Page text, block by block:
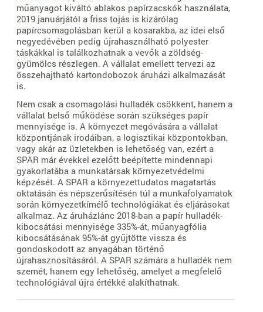
műanyagot kiváltó ablakos papírzacskók használata,
2019 januárjától a friss tojás is kizárólag
papírcsomagolásban kerül a kosarakba, az idei első
negyedévében pedig újrahasználható polyester
táskákkal is találkozhatnak a vevők a zöldség-
gyümölcs részlegen. A vállalat emellett tervezi az
összehajtható kartondobozok áruházi alkalmazását
is.
Nem csak a csomagolási hulladék csökkent, hanem a
vállalat belső működése során szükséges papír
mennyisége is. A környezet megóvására a vállalat
központjának irodáiban, a logisztikai központokban,
vagy akár az üzletekben is lehetőség van, ezért a
SPAR már évekkel ezelőtt beépítette mindennapi
gyakorlatába a munkatársak környezetvédelmi
képzését. A SPAR a környezettudatos magatartás
oktatásán és népszerűsítésén túl a munkafolyamatok
során környezetkímélő technológiákat és eljárásokat
alkalmaz. Az áruházlánc 2018-ban a papír hulladék-
kibocsátási mennyisége 335%-át, műanyagfólia
kibocsátásának 95%-át gyűjtötte vissza és
gondoskodott az anyagában történő
újrahasznosításáról. A SPAR számára a hulladék nem
szemét, hanem egy lehetőség, amelyet a megfelelő
technológiával újra értékké alakíthatnak.